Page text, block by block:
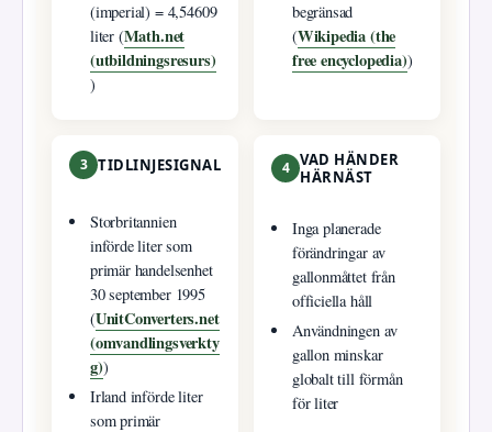
(imperial) = 4,54609
liter (Math.net
(utbildningsresurs)
)
begränsad
(Wikipedia (the
free encyclopedia))
3 TIDLINJESIGNAL
Storbritannien
införde liter som
primär handelsenhet
30 september 1995
(UnitConverters.net
(omvandlingsverkty
g))
Irland införde liter
som primär
4 VAD HÄNDER
HÄRNÄST
Inga planerade
förändringar av
gallonmåttet från
officiella håll
Användningen av
gallon minskar
globalt till förmån
för liter